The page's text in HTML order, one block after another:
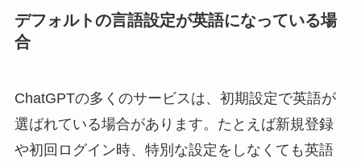
デフォルトの言語設定が英語になっている場
合
ChatGPTの多くのサービスは、初期設定で英語が
選ばれている場合があります。たとえば新規登録
や初回ログイン時、特別な設定をしなくても英語